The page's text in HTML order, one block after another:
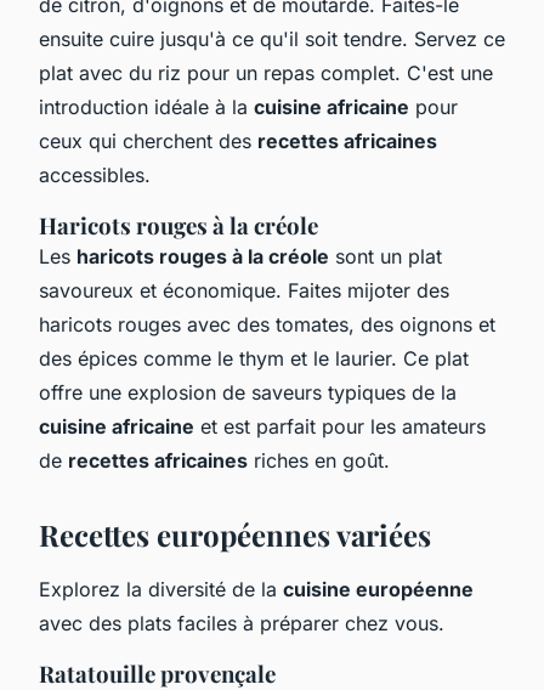
ensuite cuire jusqu'à ce qu'il soit tendre. Servez ce
plat avec du riz pour un repas complet. C'est une
introduction idéale à la cuisine africaine pour
ceux qui cherchent des recettes africaines
accessibles.
Haricots rouges à la créole
Les haricots rouges à la créole sont un plat
savoureux et économique. Faites mijoter des
haricots rouges avec des tomates, des oignons et
des épices comme le thym et le laurier. Ce plat
offre une explosion de saveurs typiques de la
cuisine africaine et est parfait pour les amateurs
de recettes africaines riches en goût.
Recettes européennes variées
Explorez la diversité de la cuisine européenne
avec des plats faciles à préparer chez vous.
Ratatouille provençale